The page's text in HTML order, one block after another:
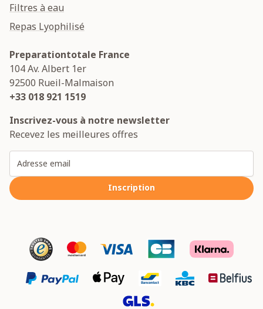
Filtres à eau
Repas Lyophilisé
Preparationtotale France
104 Av. Albert 1er
92500 Rueil-Malmaison
+33 018 921 1519
Inscrivez-vous à notre newsletter
Recevez les meilleures offres
Inscription